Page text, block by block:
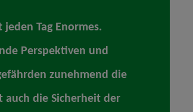
Tag Enormes.
Perspektiven und
zunehmend die
auch die Sicherheit der